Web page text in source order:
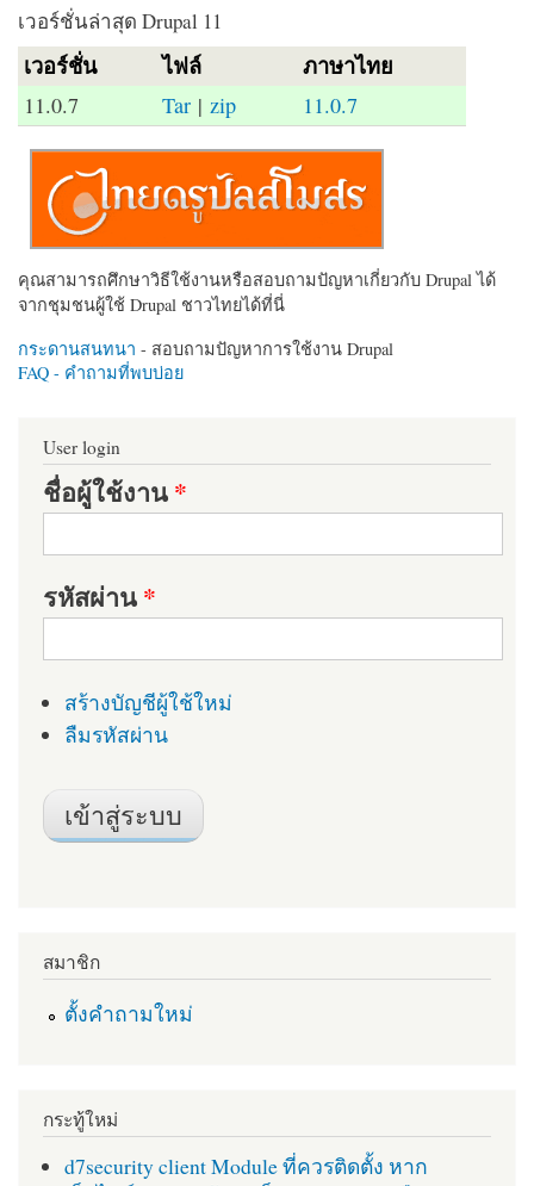
เวอร์ชั่นล่าสุด Drupal 11
เวอร์ชั่น ไฟล์ ภาษาไทย
11.0.7 Tar | zip 11.0.7
คุณสามารถศึกษาวิธีใช้งานหรือสอบถามปัญหาเกี่ยวกับ Drupal ได้
จากชุมชนผู้ใช้ Drupal ชาวไทยได้ที่นี่
กระดานสนทนา - สอบถามปัญหาการใช้งาน Drupal
FAQ - คำถามที่พบบ่อย
User login
ชื่อผู้ใช้งาน*
รหัสผ่าน*
สร้างบัญชีผู้ใช้ใหม่
ลืมรหัสผ่าน
สมาชิก
ตั้งคำถามใหม่
กระทู้ใหม่
d7security client Module ที่ควรติดตั้ง หาก